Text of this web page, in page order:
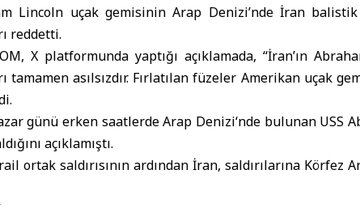
Lincoln uçak gemisinin Arap Denizi’nde İran
reddetti.
X platformunda yaptığı açıklamada, “İran’ın
tamamen asılsızdır. Fırlatılan füzeler Amerikan uçak
günü erken saatlerdeArap Denizi‘nde bulunan USS
açıklamıştı.
ortak saldırısının ardından İran, saldırılarına Körfez